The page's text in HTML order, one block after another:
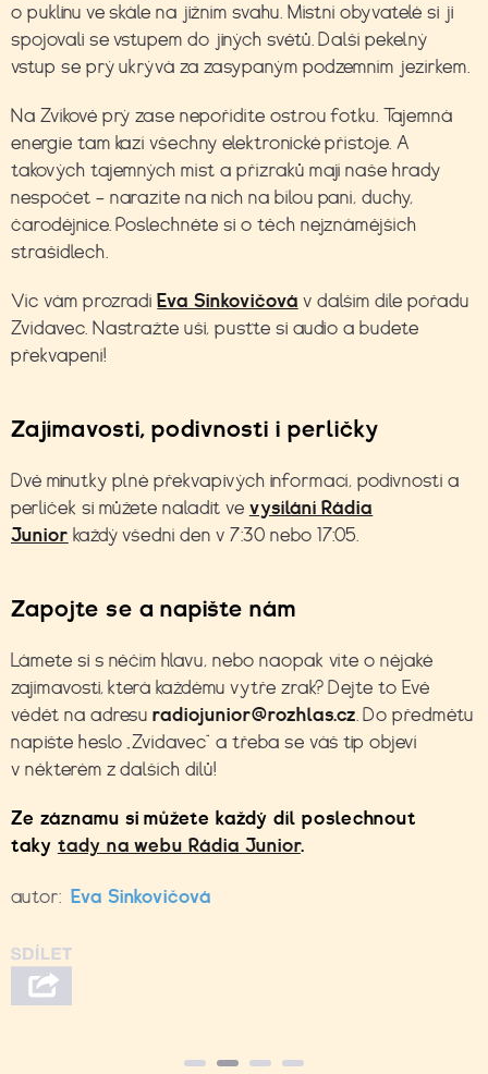
o puklinu ve skále na jižním svahu. Místní obyvatelé si ji
spojovali se vstupem do jiných světů. Další pekelný
vstup se prý ukrývá za zasypaným podzemním jezírkem.
Na Zvíkově prý zase nepořídíte ostrou fotku. Tajemná
energie tam kazí všechny elektronické přístoje. A
takových tajemných míst a přízraků mají naše hrady
nespočet – narazíte na nich na bílou paní, duchy,
čarodějnice. Poslechněte si o těch nejznámějších
strašidlech.
Víc vám prozradíEva Sinkovičová v dalším díle pořadu
Zvídavec. Nastražte uši, pusťte si audio a budete
překvapení!
Zajímavosti, podivnosti i perličky
Dvě minutky plné překvapivých informací, podivností a
perliček si můžete naladit ve vysílání Rádia
Junior každý všední den v 7:30 nebo 17:05.
Zapojte se a napište nám
Lámete si s něčím hlavu, nebo naopak víte o nějaké
zajímavosti, která každému vytře zrak? Dejte to Evě
vědět na adresu radiojunior@rozhlas.cz. Do předmětu
napište heslo „Zvídavec“ a třeba se váš tip objeví
v některém z dalších dílů!
Ze záznamu si můžete každý díl poslechnout
taky tady na webu Rádia Junior.
autor: Eva Sinkovičová